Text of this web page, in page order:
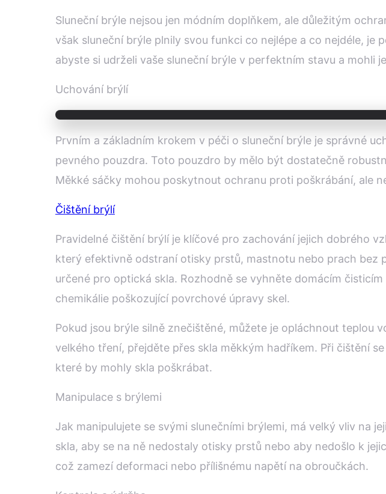
Sluneční brýle nejsou jen módním doplňkem, ale důležitým
však sluneční brýle plnily svou funkci co nejlépe a co nejdéle,
abyste si udrželi vaše sluneční brýle v perfektním stavu a mohli
Uchování brýlí
Prvním a základním krokem v péči o sluneční brýle je správné
pevného pouzdra. Toto pouzdro by mělo být dostatečně
Měkké sáčky mohou poskytnout ochranu proti poškrábání, ale
Čištění brýlí
Pravidelné čištění brýlí je klíčové pro zachování jejich dobrého
který efektivně odstraní otisky prstů, mastnotu nebo prach bez
určené pro optická skla. Rozhodně se vyhněte domácím
chemikálie poškozující povrchové úpravy skel.
Pokud jsou brýle silně znečištěné, můžete je opláchnout
velkého tření, přejděte přes skla měkkým hadříkem. Při čištění
které by mohly skla poškrábat.
Manipulace s brýlemi
Jak manipulujete se svými slunečními brýlemi, má velký vliv na
skla, aby se na ně nedostaly otisky prstů nebo aby nedošlo k
což zamezí deformaci nebo přílišnému napětí na obroučkách.